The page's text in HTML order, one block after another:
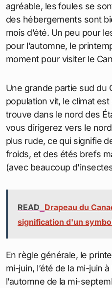
agréable, les foules se
des hébergements sont
mois d’été. Un peu pour
pour l’automne, le
moment pour visiter le
Une grande partie sud du
population vit, le climat est
trouve dans le nord des
vous dirigerez vers le
plus rude, ce qui signifie
froids, et des étés brefs
(avec beaucoup
READ Drapeau du
signification d'un
En règle générale, le
mi-juin, l’été de la mi-juin
l’automne de la mi-